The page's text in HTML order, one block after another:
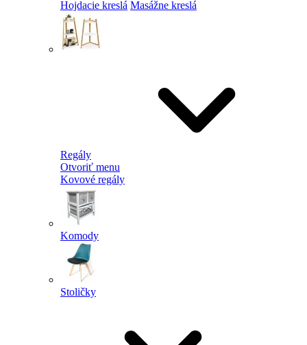
Hojdacie kreslá Masážne kreslá
Regály
Otvoriť menu
Kovové regály
Komody
Stoličky